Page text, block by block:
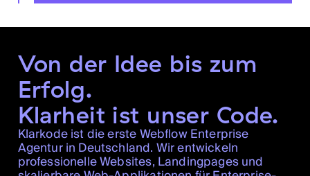
Von der Idee bis zum
Erfolg.
Klarheit ist unser Code.
Klarkode ist die erste Webflow Enterprise
Agentur in Deutschland. Wir entwickeln
professionelle Websites, Landingpages und